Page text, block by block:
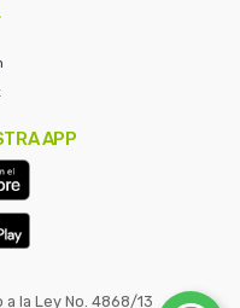
APP
la Ley No. 4868/13